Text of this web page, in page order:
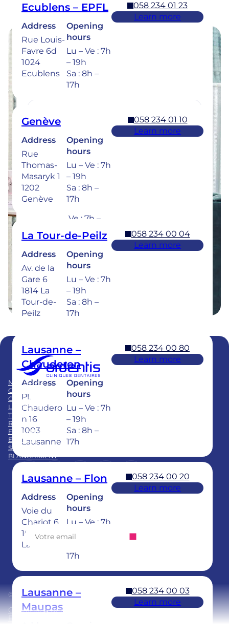
Ecublens – EPFL
Address
Rue Louis-
Favre 6d
1024
Ecublens
Opening
hours
Lu – Ve : 7h
– 19h
Sa : 8h –
17h
058 234 01 23
Learn more
Genève
Address
Rue
Thomas-
Masaryk 1
1202
Genève
Opening
hours
Lu – Ve : 7h
– 19h
Sa : 8h –
17h
058 234 01 10
Learn more
La Tour-de-Peilz
Address
Av. de la
Gare 6
1814 La
Tour-de-
Peilz
Opening
hours
Lu – Ve : 7h
– 19h
Sa : 8h –
17h
058 234 00 04
Learn more
Lausanne –
Chauderon
Address
Pl.
Chaudero
n 16
1003
Lausanne
Opening
hours
Lu – Ve : 7h
– 19h
Sa : 8h –
17h
058 234 00 80
Learn more
Lausanne – Flon
Address
Voie du
Chariot 6
1003
Lausanne
Opening
hours
Lu – Ve : 7h
– 20h
17h
058 234 00 20
Learn more
Lausanne –
Maupas
058 234 00 03
Learn more
Opening hours
Find the opening hours of our clinics
Bulle
Address
Rue de la
Sionge 37
Opening
hours
Lu – Je :
Ve : 7h –
18h
Sa : 8h –
17h
Dental emergencies : 7 days a week for
treatment within 24 hours : 058 234 00 00
NOS SOINS
CLINIQUES
CARRIÈRE
LE GROUPE
TARIFS
REPRISE CABINET
FORMATION
EQUIPE
SOINS DENTAIRES POUR ENFANTS
BLANCHIMENT
LinkedInInstagramhttps://www.tiktok.com/
Facebook
YouTube
Abonnez-vous à notre newsletter
© 2025 Ardentis
Conditions générales
Politique de confidentialité